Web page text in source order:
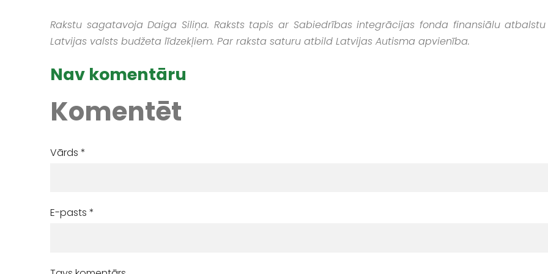
Rakstu sagatavoja Daiga Siliņa. Raksts tapis ar Sabiedrības integrācijas fonda finansiālu
Latvijas valsts budžeta līdzekļiem. Par raksta saturu atbild Latvijas Autisma apvienība.
Nav komentāru
Komentēt
Vārds *
E-pasts *